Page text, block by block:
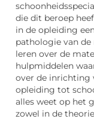
die dit beroep
in de opleiding
pathologie van de
leren over de
hulpmiddelen
over de inrichting
opleiding tot
alles weet op het
zowel in de